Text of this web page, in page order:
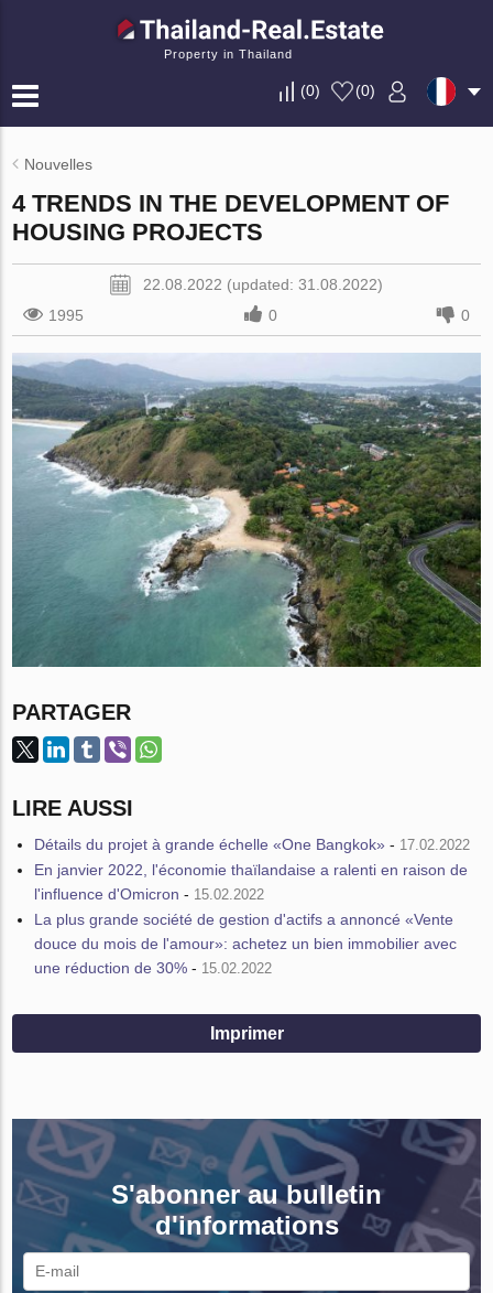
Property in Thailand
(0) (0)
Nouvelles
4 TRENDS IN THE DEVELOPMENT OF
HOUSING PROJECTS
22.08.2022 (updated: 31.08.2022)
1995
0 0
PARTAGER
LIRE AUSSI
Détails du projet à grande échelle «One Bangkok» - 17.02.2022
En janvier 2022, l'économie thaïlandaise a ralenti en raison de
l'influence d'Omicron - 15.02.2022
La plus grande société de gestion d'actifs a annoncé «Vente
douce du mois de l'amour»: achetez un bien immobilier avec
une réduction de 30% - 15.02.2022
Imprimer
S'abonner au bulletin
d'informations